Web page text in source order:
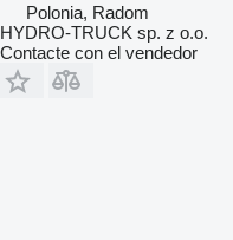
Polonia, Radom
HYDRO-TRUCK sp. z o.o.
Contacte con el vendedor